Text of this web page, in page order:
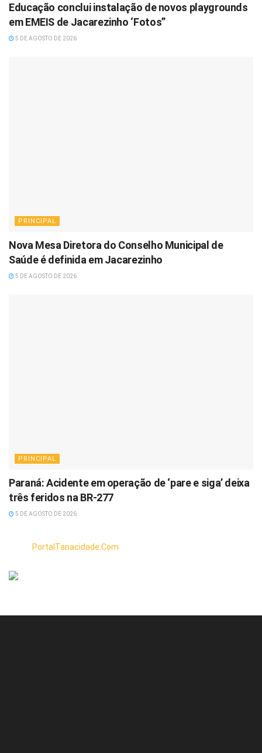
Educação conclui instalação de novos playgrounds
em EMEIS de Jacarezinho ‘Fotos”
5 DE AGOSTO DE 2026
PRINCIPAL
Nova Mesa Diretora do Conselho Municipal de
Saúde é definida em Jacarezinho
5 DE AGOSTO DE 2026
PRINCIPAL
Paraná: Acidente em operação de ‘pare e siga’ deixa
três feridos na BR-277
5 DE AGOSTO DE 2026
PortalTanacidade.Com